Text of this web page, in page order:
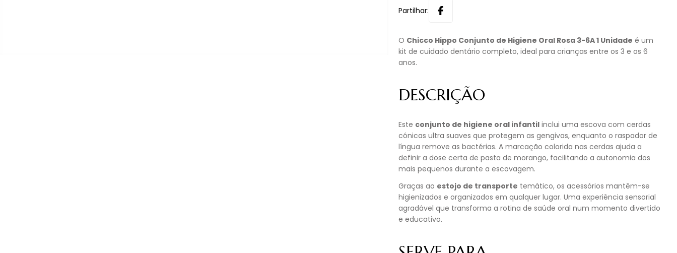
Partilhar:
O Chicco Hippo Conjunto de Higiene Oral Rosa 3-6A 1 Unidade é um
kit de cuidado dentário completo, ideal para crianças entre os 3 e os 6
anos.
DESCRIÇÃO
Este conjunto de higiene oral infantil inclui uma escova com cerdas
cónicas ultra suaves que protegem as gengivas, enquanto o raspador de
língua remove as bactérias. A marcação colorida nas cerdas ajuda a
definir a dose certa de pasta de morango, facilitando a autonomia dos
mais pequenos durante a escovagem.
Graças ao estojo de transporte temático, os acessórios mantêm-se
higienizados e organizados em qualquer lugar. Uma experiência sensorial
agradável que transforma a rotina de saúde oral num momento divertido
e educativo.